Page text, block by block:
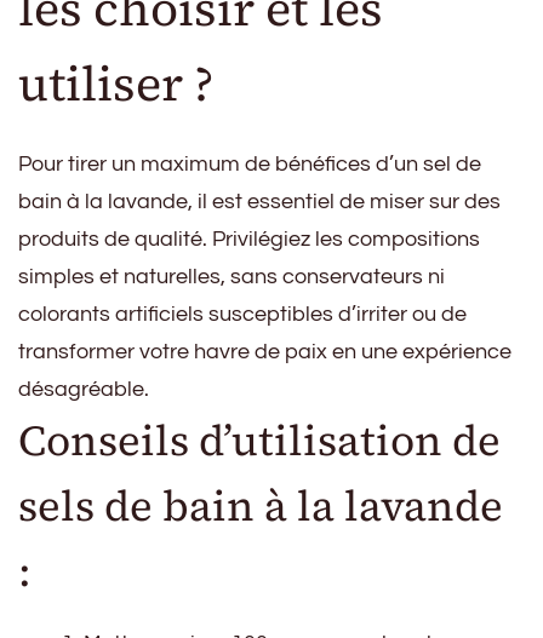
utiliser ?
Pour tirer un maximum de bénéfices d’un sel de
bain à la lavande, il est essentiel de miser sur des
produits de qualité. Privilégiez les compositions
simples et naturelles, sans conservateurs ni
colorants artificiels susceptibles d’irriter ou de
transformer votre havre de paix en une expérience
désagréable.
Conseils d’utilisation de
sels de bain à la lavande
: